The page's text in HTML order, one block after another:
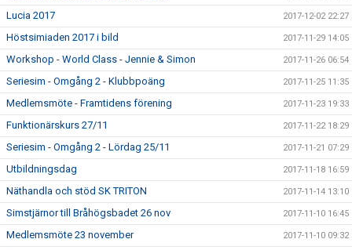
Lucia 2017 2017-12-02 22:27
Höstsimiaden 2017 i bild 2017-11-29 14:05
Workshop - World Class - Jennie & Simon 2017-11-26 06:54
Seriesim - Omgång 2 - Klubbpoäng 2017-11-25 11:35
Medlemsmöte - Framtidens förening 2017-11-23 19:33
Funktionärskurs 27/11 2017-11-22 18:29
Seriesim - Omgång 2 - Lördag 25/11 2017-11-21 07:29
Utbildningsdag 2017-11-18 16:59
Näthandla och stöd SK TRITON 2017-11-14 13:10
Simstjärnor till Bråhögsbadet 26 nov 2017-11-10 16:45
Medlemsmöte 23 november 2017-11-10 09:32